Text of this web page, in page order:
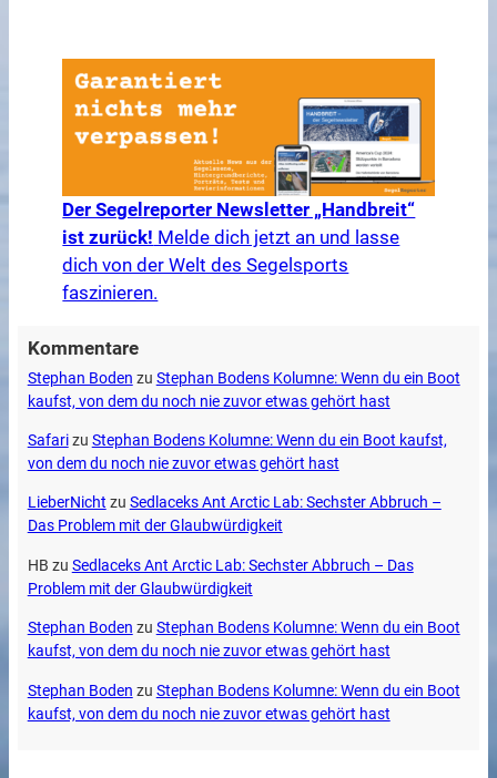
Der Segelreporter Newsletter „Handbreit“
ist zurück! Melde dich jetzt an und lasse
dich von der Welt des Segelsports
faszinieren.
Kommentare
Stephan Boden zu Stephan Bodens Kolumne: Wenn du ein Boot
kaufst, von dem du noch nie zuvor etwas gehört hast
Safarizu Stephan Bodens Kolumne: Wenn du ein Boot kaufst,
von dem du noch nie zuvor etwas gehört hast
LieberNicht zu Sedlaceks Ant Arctic Lab: Sechster Abbruch –
Das Problem mit der Glaubwürdigkeit
HB zu Sedlaceks Ant Arctic Lab: Sechster Abbruch – Das
Problem mit der Glaubwürdigkeit
Stephan Boden zu Stephan Bodens Kolumne: Wenn du ein Boot
kaufst, von dem du noch nie zuvor etwas gehört hast
Stephan Boden zu Stephan Bodens Kolumne: Wenn du ein Boot
kaufst, von dem du noch nie zuvor etwas gehört hast